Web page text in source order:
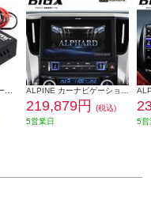
219,879円
(税込)
5営業日
5営